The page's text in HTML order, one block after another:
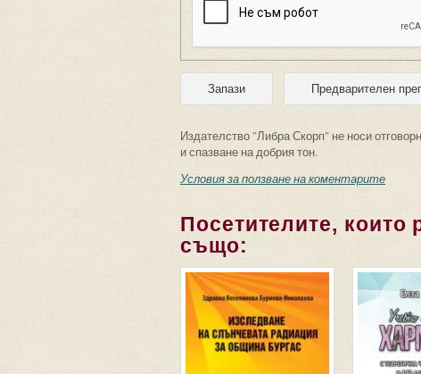
Издателство "Либра Скорп" не носи
и спазване на добрия тон.
Условия за ползване на коментарите
Посетителите, които
също: